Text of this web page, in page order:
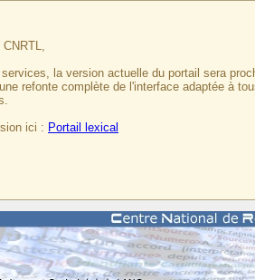
la version actuelle du portail sera
refonte complète de l'interface adaptée à
ici : Portail lexical